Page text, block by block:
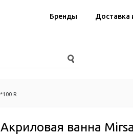
Бренды Доставка
R
Акриловая ванна